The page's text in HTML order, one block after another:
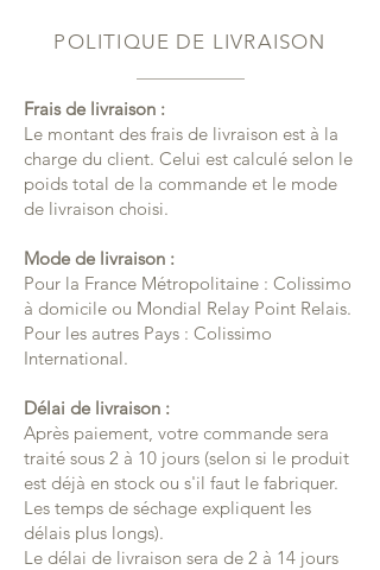
POLITIQUE DE LIVRAISON
Frais de livraison :
Le montant des frais de livraison est à la
charge du client. Celui est calculé selon le
poids total de la commande et le mode
de livraison choisi.
Mode de livraison :
Pour la France Métropolitaine : Colissimo
à domicile ou Mondial Relay Point Relais.
Pour les autres Pays : Colissimo
International.
Délai de livraison :
Après paiement, votre commande sera
traité sous 2 à 10 jours (selon si le produit
est déjà en stock ou s'il faut le fabriquer.
Les temps de séchage expliquent les
délais plus longs).
Le délai de livraison sera de 2 à 14 jours